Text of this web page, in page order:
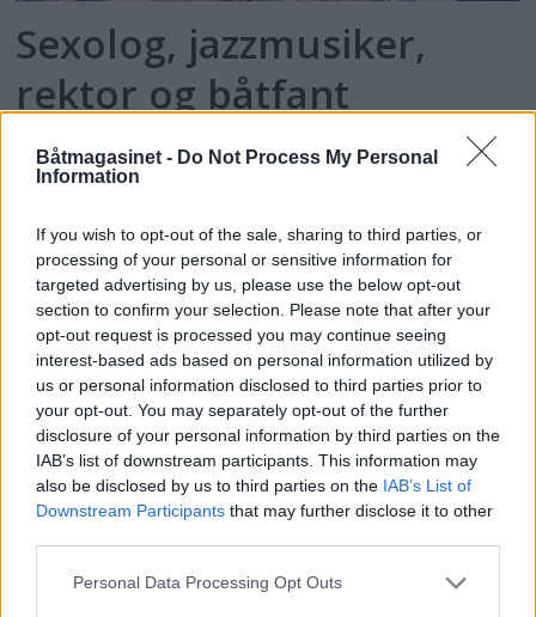
Båtmagasinet - Do Not Process My Personal
Information
If you wish to opt-out of the sale, sharing to third parties, or
processing of your personal or sensitive information for
targeted advertising by us, please use the below opt-out
section to confirm your selection. Please note that after your
opt-out request is processed you may continue seeing
interest-based ads based on personal information utilized by
us or personal information disclosed to third parties prior to
your opt-out. You may separately opt-out of the further
disclosure of your personal information by third parties on the
IAB’s list of downstream participants. This information may
also be disclosed by us to third parties on the IAB’s List of
Downstream Participants that may further disclose it to other
Personal Data Processing Opt Outs
Sexolog, jazzmusiker,
rektor og båtfant
PLUS
Motorbåtdefilering i Risør